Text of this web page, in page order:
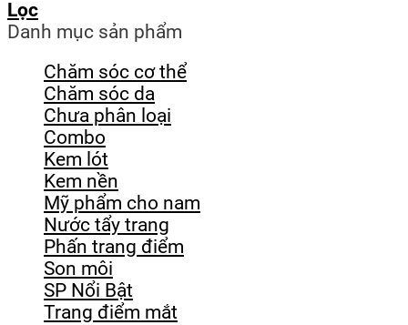
Lọc
Danh mục sản phẩm
Chăm sóc cơ thể
Chăm sóc da
Chưa phân loại
Combo
Kem lót
Kem nền
Mỹ phẩm cho nam
Nước tẩy trang
Phấn trang điểm
Son môi
SP Nổi Bật
Trang điểm mắt